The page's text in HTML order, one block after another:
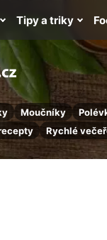
Moučníky
Rychlé
Tipy a triky